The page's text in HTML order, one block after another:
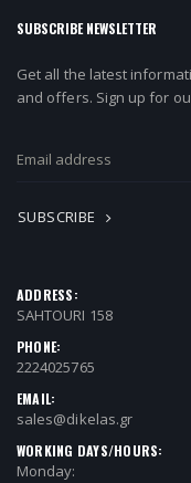
SUBSCRIBE NEWSLETTER
Get all the latest
and offers. Sign up for
SUBSCRIBE
ADDRESS:
SAHTOURI 158
PHONE:
2224025765
EMAIL:
sales@dikelas.gr
WORKING DAYS/HOURS:
Monday: